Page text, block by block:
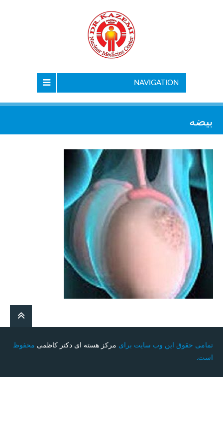
NAVIGATION
بیضه
تمامی حقوق این وب سایت برای مرکز هسته ای دکتر کاظمی محفوظ
است.